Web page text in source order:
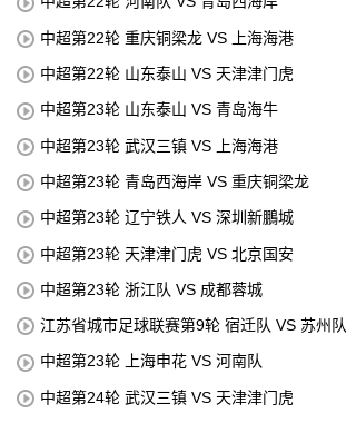
中超第22轮 重庆铜梁龙 VS 上海海港
中超第22轮 山东泰山 VS 天津津门虎
中超第23轮 山东泰山 VS 青岛海牛
中超第23轮 武汉三镇 VS 上海海港
中超第23轮 青岛西海岸 VS 重庆铜梁龙
中超第23轮 辽宁铁人 VS 深圳新鵬城
中超第23轮 天津津门虎 VS 北京国安
中超第23轮 浙江队 VS 成都蓉城
江苏省城市足球联赛第9轮 宿迁队 VS 苏州队
中超第23轮 上海申花 VS 河南队
中超第24轮 武汉三镇 VS 天津津门虎